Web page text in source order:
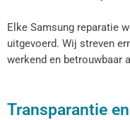
Elke Samsung reparatie
uitgevoerd. Wij streven
werkend en betrouwbaar
Transparantie